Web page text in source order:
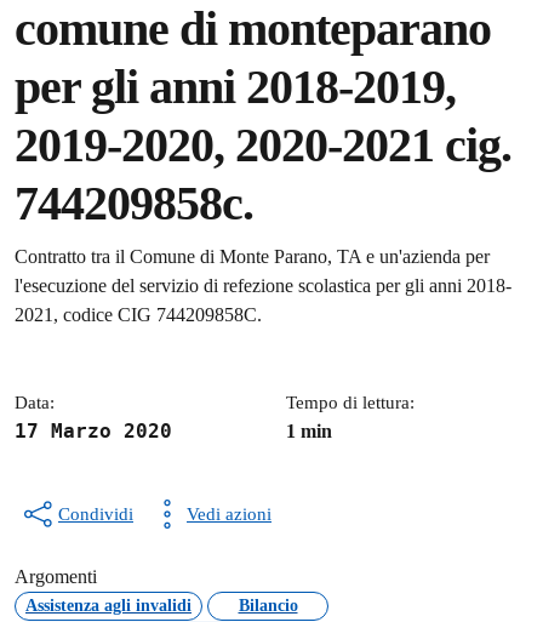
comune di monteparano
per gli anni 2018-2019,
2019-2020, 2020-2021 cig.
744209858c.
Dettagli della notizia
Contratto tra il Comune di Monte Parano, TA e un'azienda per
l'esecuzione del servizio di refezione scolastica per gli anni 2018-
2021, codice CIG 744209858C.
Data:
17 Marzo 2020
Tempo di lettura:
1 min
Condividi Vedi azioni
Argomenti
Assistenza agli invalidi
Bilancio